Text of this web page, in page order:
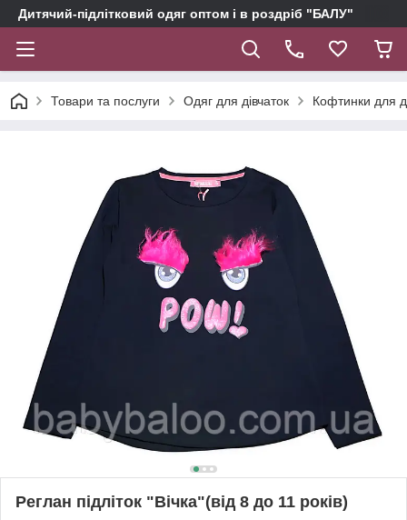
Дитячий-підлітковий одяг оптом і в роздріб "БАЛУ"
Товари та послуги Одяг для дівчаток Кофтинки для
Реглан підліток "Вічка"(від 8 до 11 років)